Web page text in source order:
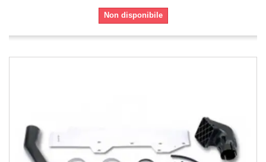
Non disponibile